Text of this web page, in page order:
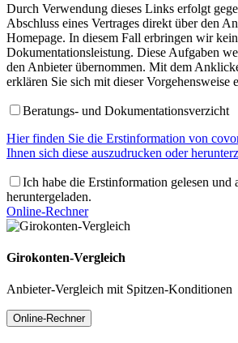
Durch Verwendung dieses Links erfolgt
Abschluss eines Vertrages direkt über den
Homepage. In diesem Fall erbringen wir
Dokumentationsleistung. Diese Aufgaben
den Anbieter übernommen. Mit dem
erklären Sie sich mit dieser Vorgehensweise
Beratungs- und Dokumentationsverzicht
Hier finden Sie die Erstinformation von
Ihnen sich diese auszudrucken oder
Ich habe die Erstinformation gelesen und
heruntergeladen.
Online-Rechner
Girokonten-Vergleich
Anbieter-Vergleich mit Spitzen-Konditionen
Online-Rechner